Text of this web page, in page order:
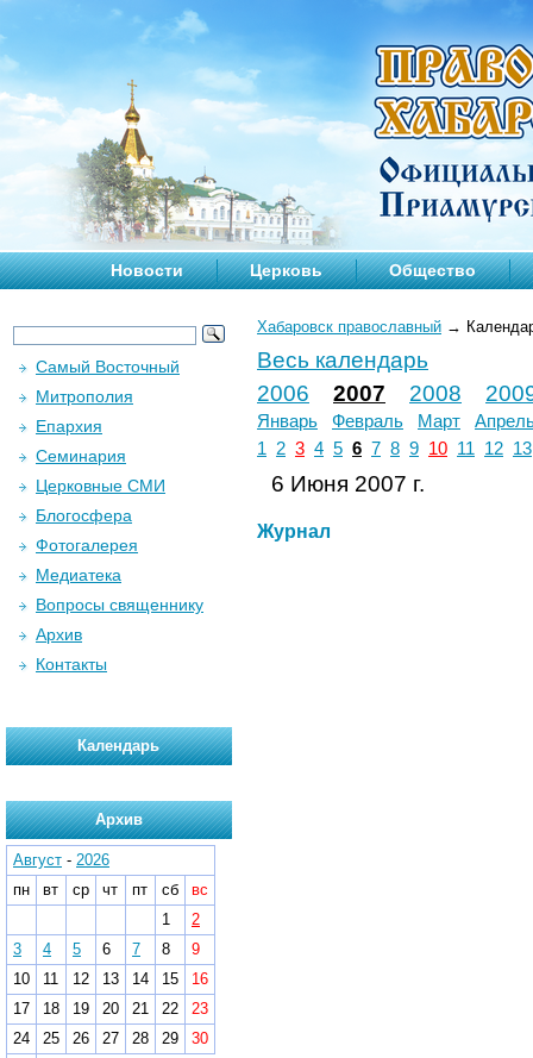
Новости Церковь Общество
Хабаровск православный →
Весь календарь
2006
2007 2008
Январь Февраль Март
1
2 3 4 5 6 7 8 9 10 11 12 13
6 Июня 2007 г.
Журнал
Самый Восточный
Митрополия
Епархия
Семинария
Церковные СМИ
Блогосфера
Фотогалерея
Медиатека
Вопросы священнику
Архив
Контакты
Календарь
Архив
Август - 2026
пн
вт ср чт пт сб
вс
1
2
3
4 5 6 7 8
9
10
11 12 13 14 15
16
17
18 19 20 21 22
23
24
25 26 27 28 29
30